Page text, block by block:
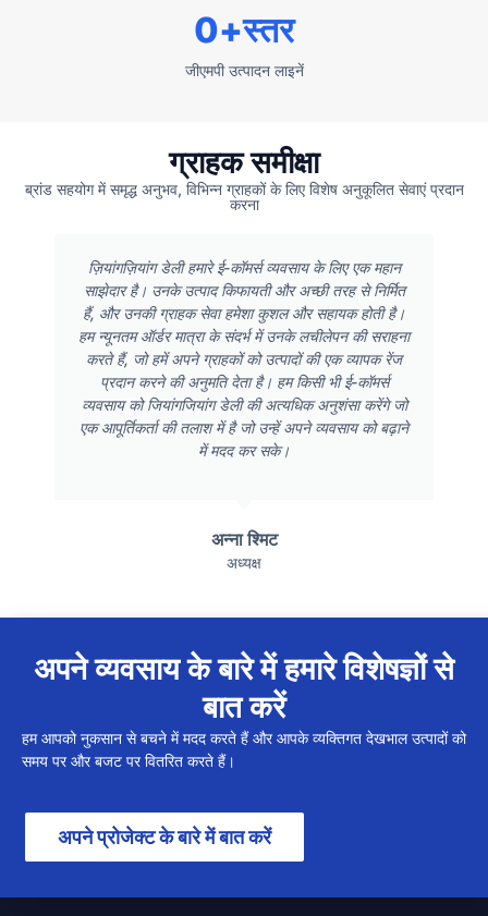
जीएमपी उत्पादन लाइनें
0+स्तर
ग्राहक समीक्षा
ब्रांड सहयोग में समृद्ध अनुभव, विभिन्न ग्राहकों के लिए विशेष अनुकूलित सेवाएं प्रदान
करना
ज़ियांगज़ियांग डेली हमारे ई-कॉमर्स व्यवसाय के लिए एक महान
साझेदार है। उनके उत्पाद किफायती और अच्छी तरह से निर्मित
हैं, और उनकी ग्राहक सेवा हमेशा कुशल और सहायक होती है।
हम न्यूनतम ऑर्डर मात्रा के संदर्भ में उनके लचीलेपन की सराहना
करते हैं, जो हमें अपने ग्राहकों को उत्पादों की एक व्यापक रेंज
प्रदान करने की अनुमति देता है। हम किसी भी ई-कॉमर्स
व्यवसाय को जियांगजियांग डेली की अत्यधिक अनुशंसा करेंगे जो
एक आपूर्तिकर्ता की तलाश में है जो उन्हें अपने व्यवसाय को बढ़ाने
में मदद कर सके।
अन्ना श्मिट
अध्यक्ष
अपने व्यवसाय के बारे में हमारे विशेषज्ञों से
बात करें
हम आपको नुकसान से बचने में मदद करते हैं और आपके व्यक्तिगत देखभाल उत्पादों को
समय पर और बजट पर वितरित करते हैं।
अपने प्रोजेक्ट के बारे में बात करें